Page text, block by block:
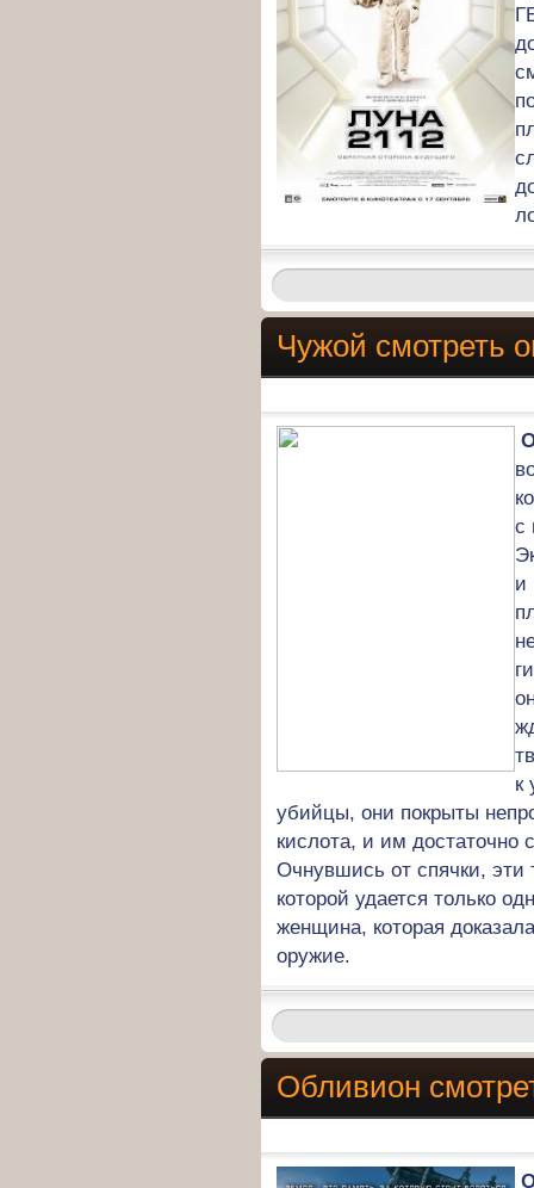
Чужой смотреть
с
и
к
убийцы, они покрыты
кислота, и им достаточно
Очнувшись от спячки, эти
которой удается только
женщина, которая
оружие.
Обливион